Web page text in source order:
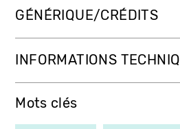
GÉNÉRIQUE/CRÉDITS
INFORMATIONS
Mots clés